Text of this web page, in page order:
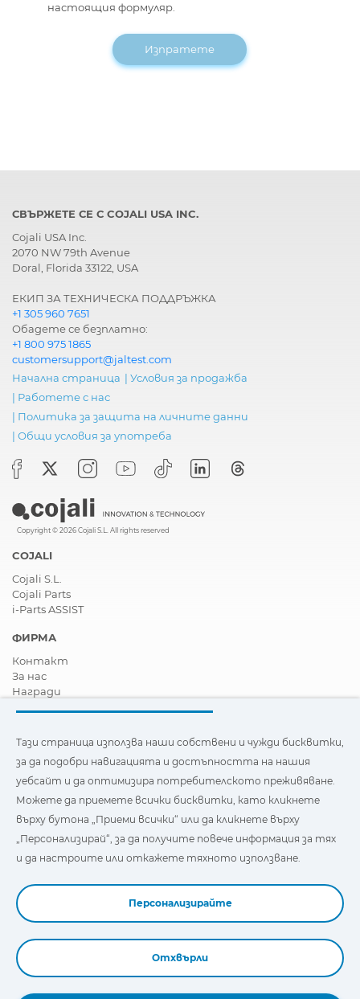
настоящия формуляр.
Изпратете
СВЪРЖЕТЕ СЕ С COJALI USA INC.
Cojali USA Inc.
2070 NW 79th Avenue
Doral, Florida 33122, USA
ЕКИП ЗА ТЕХНИЧЕСКА ПОДДРЪЖКА
+1 305 960 7651
Обадете се безплатно:
+1 800 975 1865
customersupport@jaltest.com
Начална страница | Условия за продажба
| Работете с нас
| Политика за защита на личните данни
| Общи условия за употреба
Copyright © 2026 Cojali S.L. All rights reserved
COJALI
Cojali S.L.
Cojali Parts
i-Parts ASSIST
ФИРМА
Контакт
За нас
Награди
Станете дистрибутор
Новини
Видеа
FAQ - Често задавани въпроси
Тази страница използва наши собствени и бисквитки на
трети страни, за да подобри навигацията и
достъпността на нашия уебсайт и да оптимизира
потребителското изживяване. Можете да кликнете
тях и да зададете или откажете използването им.
Тази страница използва наши собствени и чужди бисквитки,
за да подобри навигацията и достъпността на нашия
уебсайт и да оптимизира потребителското преживяване.
Можете да приемете всички бисквитки, като кликнете
върху бутона „Приеми всички“ или да кликнете върху
„Персонализирай“, за да получите повече информация за тях
и да настроите или откажете тяхното използване.
Персонализирайте
Отхвърли